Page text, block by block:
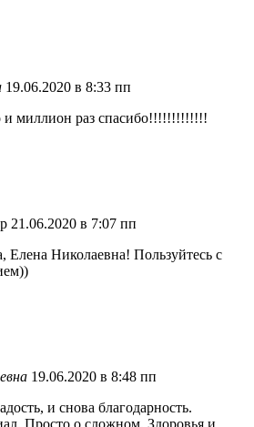
19.06.2020 в 8:33 пп
и миллион раз спасибо!!!!!!!!!!!!!
21.06.2020 в 7:07 пп
Елена Николаевна! Пользуйтесь с
19.06.2020 в 8:48 пп
и снова благодарность.
Просто о сложном. Здоровья и